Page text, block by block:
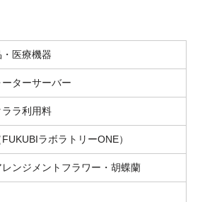
医療機器
ターサーバー
ラ利用料
ラボラトリーONE）
ンジメントフラワー・胡蝶蘭